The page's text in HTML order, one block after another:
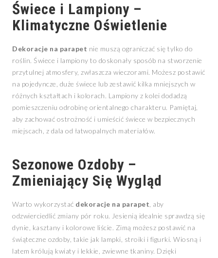
Świece i Lampiony –
Klimatyczne Oświetlenie
Dekoracje na parapet nie muszą ograniczać się tylko do
roślin. Świece i lampiony to doskonały sposób na stworzenie
przytulnej atmosfery, zwłaszcza wieczorami. Możesz postawić
na pojedyncze, duże świece lub zestawić kilka mniejszych w
różnych kształtach i kolorach. Lampiony z kolei dodadzą
pomieszczeniu odrobinę orientalnego charakteru. Pamiętaj,
aby zachować ostrożność i umieścić świece w bezpiecznych
miejscach, z dala od łatwopalnych materiałów.
Sezonowe Ozdoby –
Zmieniający Się Wygląd
Warto wykorzystać dekoracje na parapet , aby
odzwierciedlić zmiany pór roku. Jesienią idealnie sprawdzą się
dynie, kasztany i kolorowe liście. Zimą możesz postawić na
świąteczne ozdoby, takie jak lampki, stroiki i figurki. Wiosną i
latem królują kwiaty i lekkie, zwiewne tkaniny. Dzięki